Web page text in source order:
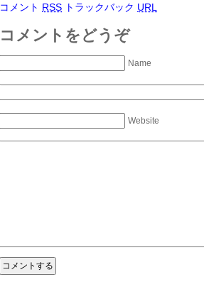
コメント RSS トラックバック URL
コメントをどうぞ
Name
Website